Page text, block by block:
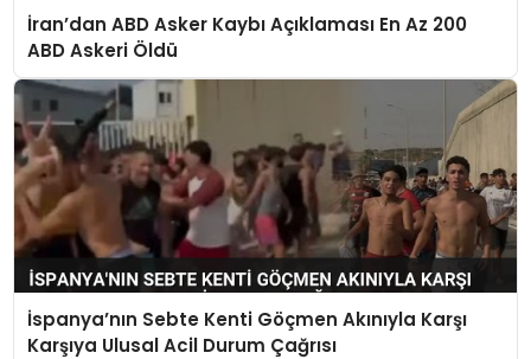
İran’dan ABD Asker Kaybı Açıklaması En Az 200
ABD Askeri Öldü
İspanya’nın Sebte Kenti Göçmen Akınıyla Karşı
Karşıya Ulusal Acil Durum Çağrısı